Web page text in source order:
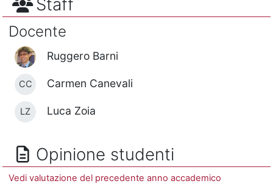
Staff
Docente
Ruggero Barni
CC Carmen Canevali
LZ Luca Zoia
Opinione studenti
Vedi valutazione del precedente anno accademico